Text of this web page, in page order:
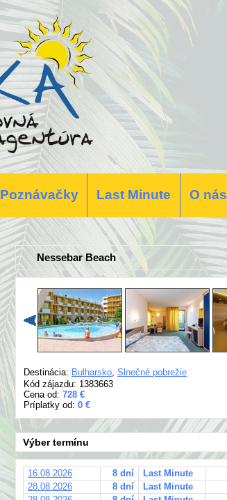
Poznávačky Last Minute O nás
Nessebar Beach
Destinácia: Bulharsko, Slnečné pobrežie
Kód zájazdu: 1383663
Cena od: 728 €
Príplatky od: 0 €
Výber termínu
16.08.2026 8 dní Last Minute
28.08.2026
8 dní Last Minute